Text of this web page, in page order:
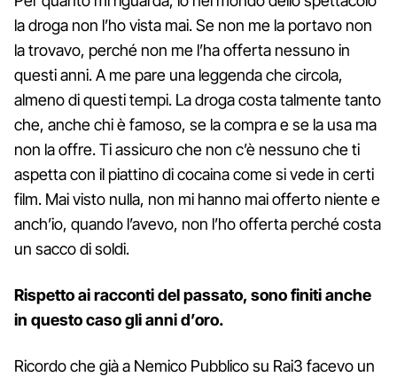
la droga non l’ho vista mai. Se non me la portavo non
la trovavo, perché non me l’ha offerta nessuno in
questi anni. A me pare una leggenda che circola,
almeno di questi tempi. La droga costa talmente tanto
che, anche chi è famoso, se la compra e se la usa ma
non la offre. Ti assicuro che non c’è nessuno che ti
aspetta con il piattino di cocaina come si vede in certi
film. Mai visto nulla, non mi hanno mai offerto niente e
anch’io, quando l’avevo, non l’ho offerta perché costa
un sacco di soldi.
Rispetto ai racconti del passato, sono finiti anche
in questo caso gli anni d’oro.
Ricordo che già a Nemico Pubblico su Rai3 facevo un